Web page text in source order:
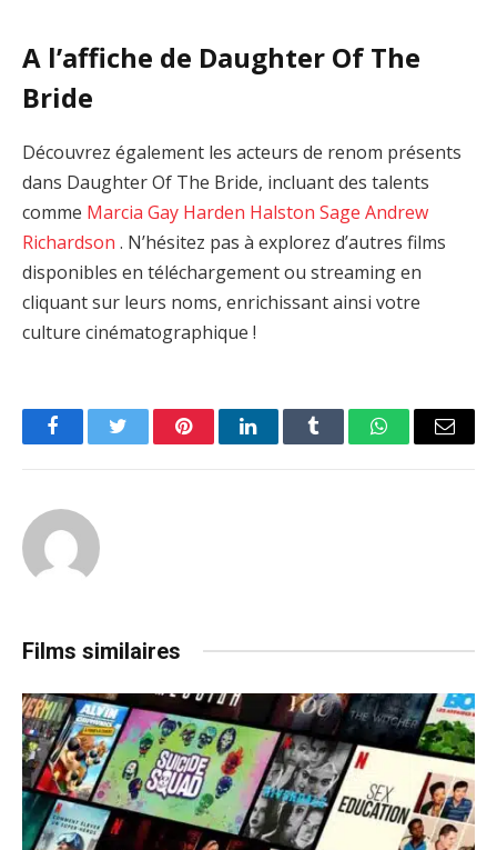
A l’affiche de Daughter Of The
Bride
Découvrez également les acteurs de renom présents
dans Daughter Of The Bride, incluant des talents
comme Marcia Gay Harden Halston Sage Andrew
Richardson . N’hésitez pas à explorez d’autres films
disponibles en téléchargement ou streaming en
cliquant sur leurs noms, enrichissant ainsi votre
culture cinématographique !
FacebookTwitter PinterestLinkedInTumblr WhatsAppEmail
Films similaires